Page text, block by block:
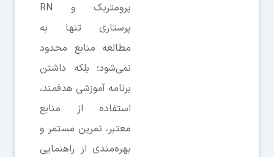
پرومتریک و RN
پرستاری تنها به
مطالعه منابع محدود
نمی‌شود؛ بلکه داشتن
برنامه آموزشی هدفمند،
استفاده از منابع
معتبر، تمرین مستمر و
بهره‌مندی از راهنمایی